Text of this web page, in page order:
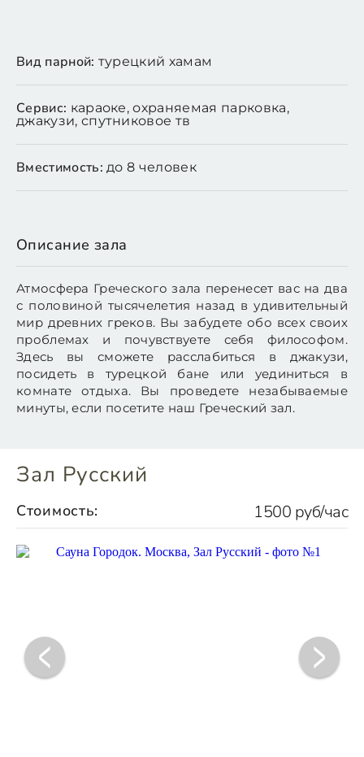
Вид парной: турецкий хамам
Сервис: караоке, охраняемая парковка,
джакузи, спутниковое тв
Вместимость: до 8 человек
Описание зала
Атмосфера Греческого зала перенесет вас на два
с половиной тысячелетия назад в удивительный
мир древних греков. Вы забудете обо всех своих
проблемах и почувствуете себя философом.
Здесь вы сможете расслабиться в джакузи,
посидеть в турецкой бане или уединиться в
комнате отдыха. Вы проведете незабываемые
минуты, если посетите наш Греческий зал.
Зал Русский
Стоимость: 1500 руб/час